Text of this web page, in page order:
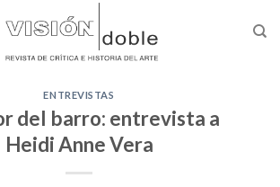
ENTREVISTAS
del barro: entrevista a
Heidi Anne Vera